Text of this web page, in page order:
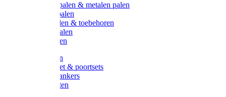
Recycling palen & metalen palen
Kunststof palen
T-Post t-palen & toebehoren
Glasfiber palen
Houten palen
Poortgrepen
Doorgangset & poortsets
Poortgreepankers
Weidepoorten